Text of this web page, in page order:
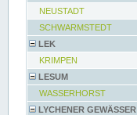
NEUSTADT
SCHWARMSTEDT
LEK
KRIMPEN
LESUM
WASSERHORST
LYCHENER GEWÄSSER